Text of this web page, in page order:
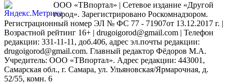
ООО «ТВпортал» | Сетевое издание «Другой
город». Зарегистрировано Роскомнадзором.
Регистрационный номер ЭЛ № ФС 77 - 71907от 13.12.2017 г. |
Возрастной рейтинг 16+ | drugoigorod@gmail.com | Телефон
редакции: 331-11-11, доб.406, адрес эл.почты редакции:
drugoigorod@gmail.com. Главный редактор Фёдоров М.А.
Учредитель: ООО «ТВпортал». Адрес редакции: 443001,
Самарская обл., г. Самара, ул. Ульяновская/Ярмарочная, д.
52/55, комн. 6